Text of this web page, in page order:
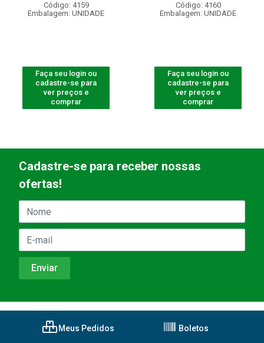
Código: 4159
Embalagem: UNIDADE
Faça seu login ou
cadastre-se para
ver preços e
comprar
Código: 4160
Embalagem: UNIDADE
Faça seu login ou
cadastre-se para
ver preços e
comprar
Cadastre-se para receber nossas
ofertas!
Meus Pedidos Boletos